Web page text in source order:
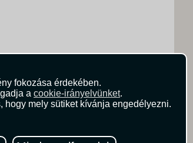
fokozása érdekében.
a cookie-irányelvünket.
hogy mely sütiket kívánja engedélyezni.